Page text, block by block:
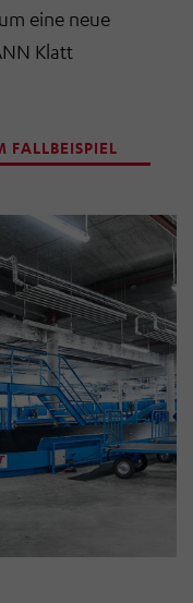
eine neue
Klatt
FALLBEISPIEL